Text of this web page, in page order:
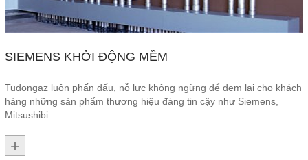
SIEMENS KHỞI ĐỘNG MỀM
Tudongaz luôn phấn đấu, nỗ lực không ngừng để đem lại cho khách
hàng những sản phẩm thương hiệu đáng tin cậy như Siemens,
Mitsushibi...